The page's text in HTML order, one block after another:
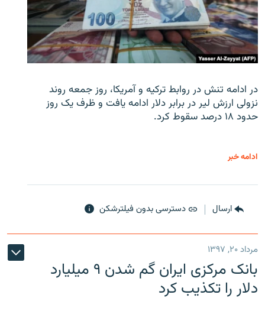
در ادامه تنش در روابط ترکیه و آمریکا، روز جمعه روند
نزولی ارزش لیر در برابر دلار ادامه یافت و ظرف یک روز
حدود ۱۸ درصد سقوط کرد.
ادامه خبر
ارسال دسترسی بدون فیلترشکن
مرداد ۲۰, ۱۳۹۷
بانک مرکزی ایران گم شدن ۹ میلیارد
دلار را تکذیب کرد